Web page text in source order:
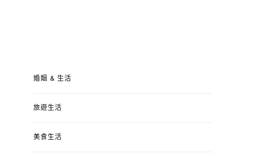
婚姻 & 生活
旅遊生活
美食生活